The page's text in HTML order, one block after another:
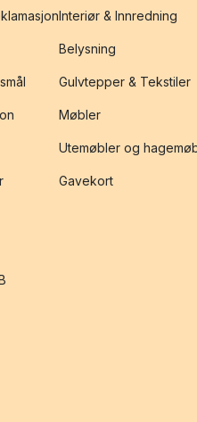
Interiør & Innredning
Belysning
Gulvtepper & Tekstiler
Møbler
Utemøbler og
Gavekort